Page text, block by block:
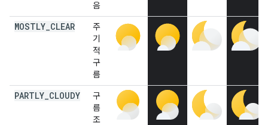
음
MOSTLY CLEAR
주
기
적
구
름
PARTLY CLOUDY
구
름
조